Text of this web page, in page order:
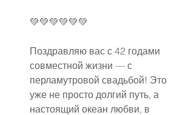
💚💚💚💚💚💚
Поздравляю вас с 42 годами
совместной жизни — с
перламутровой свадьбой! Это
уже не просто долгий путь, а
настоящий океан любви, в